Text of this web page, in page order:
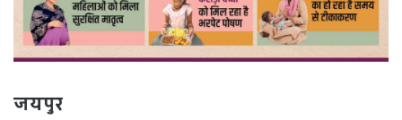
जयपुर